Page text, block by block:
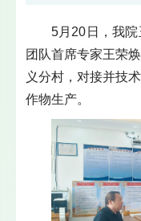
5月20日，我
团队首席专家王荣
义分村，对接并技
作物生产。